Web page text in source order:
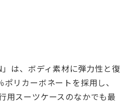
は、ボディ素材に弾力性と復
リカーボネートを採用し、
用スーツケースのなかでも最